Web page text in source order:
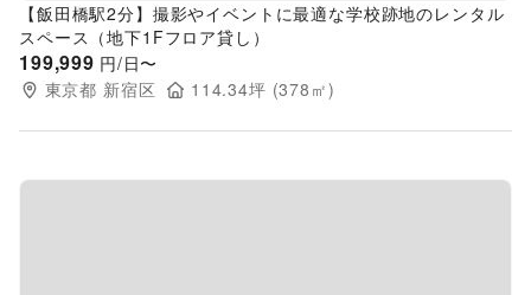
【飯田橋駅2分】撮影やイベントに最適な学校跡地のレンタル
スペース（地下1Fフロア貸し）
199,999 円/日〜
東京都 新宿区 114.34坪 (378 ㎡)